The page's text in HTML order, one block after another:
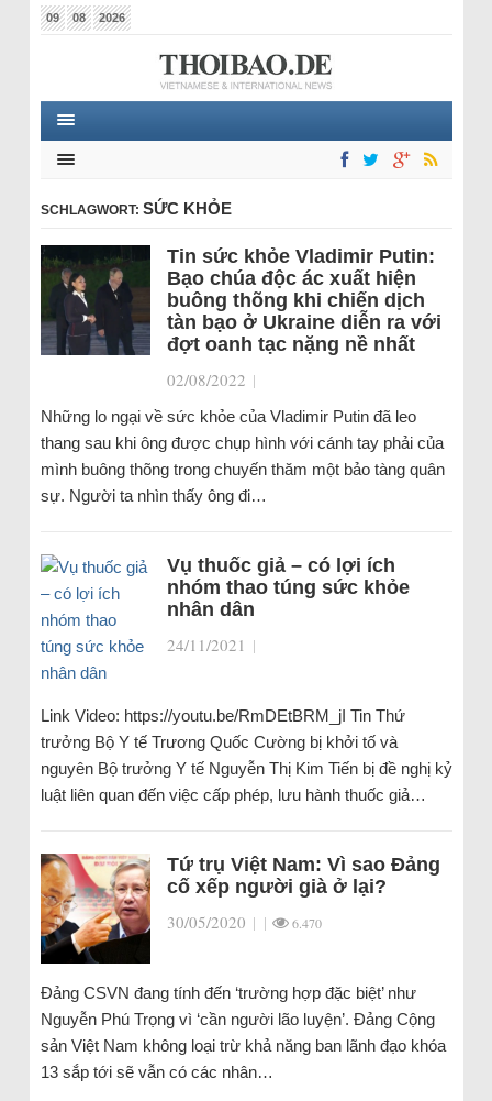
09 08 2026
SCHLAGWORT: SỨC KHỎE
Tin sức khỏe Vladimir Putin:
Bạo chúa độc ác xuất hiện
buông thõng khi chiến dịch
tàn bạo ở Ukraine diễn ra với
đợt oanh tạc nặng nề nhất
02/08/2022 |
Những lo ngại về sức khỏe của Vladimir Putin đã leo
thang sau khi ông được chụp hình với cánh tay phải của
mình buông thõng trong chuyến thăm một bảo tàng quân
sự. Người ta nhìn thấy ông đi…
Vụ thuốc giả – có lợi ích
nhóm thao túng sức khỏe
nhân dân
24/11/2021 |
Link Video: https://youtu.be/RmDEtBRM_jI Tin Thứ
trưởng Bộ Y tế Trương Quốc Cường bị khởi tố và
nguyên Bộ trưởng Y tế Nguyễn Thị Kim Tiến bị đề nghị kỷ
luật liên quan đến việc cấp phép, lưu hành thuốc giả…
Tứ trụ Việt Nam: Vì sao Đảng
cố xếp người già ở lại?
30/05/2020 | | 6.470
Đảng CSVN đang tính đến ‘trường hợp đặc biệt’ như
Nguyễn Phú Trọng vì ‘cần người lão luyện’. Đảng Cộng
sản Việt Nam không loại trừ khả năng ban lãnh đạo khóa
13 sắp tới sẽ vẫn có các nhân…